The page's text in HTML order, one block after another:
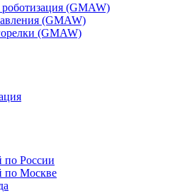
(GMAW)
(GMAW)
(GMAW)
по России
по Москве